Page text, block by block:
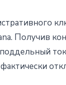
Получив